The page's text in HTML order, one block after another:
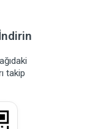
takip